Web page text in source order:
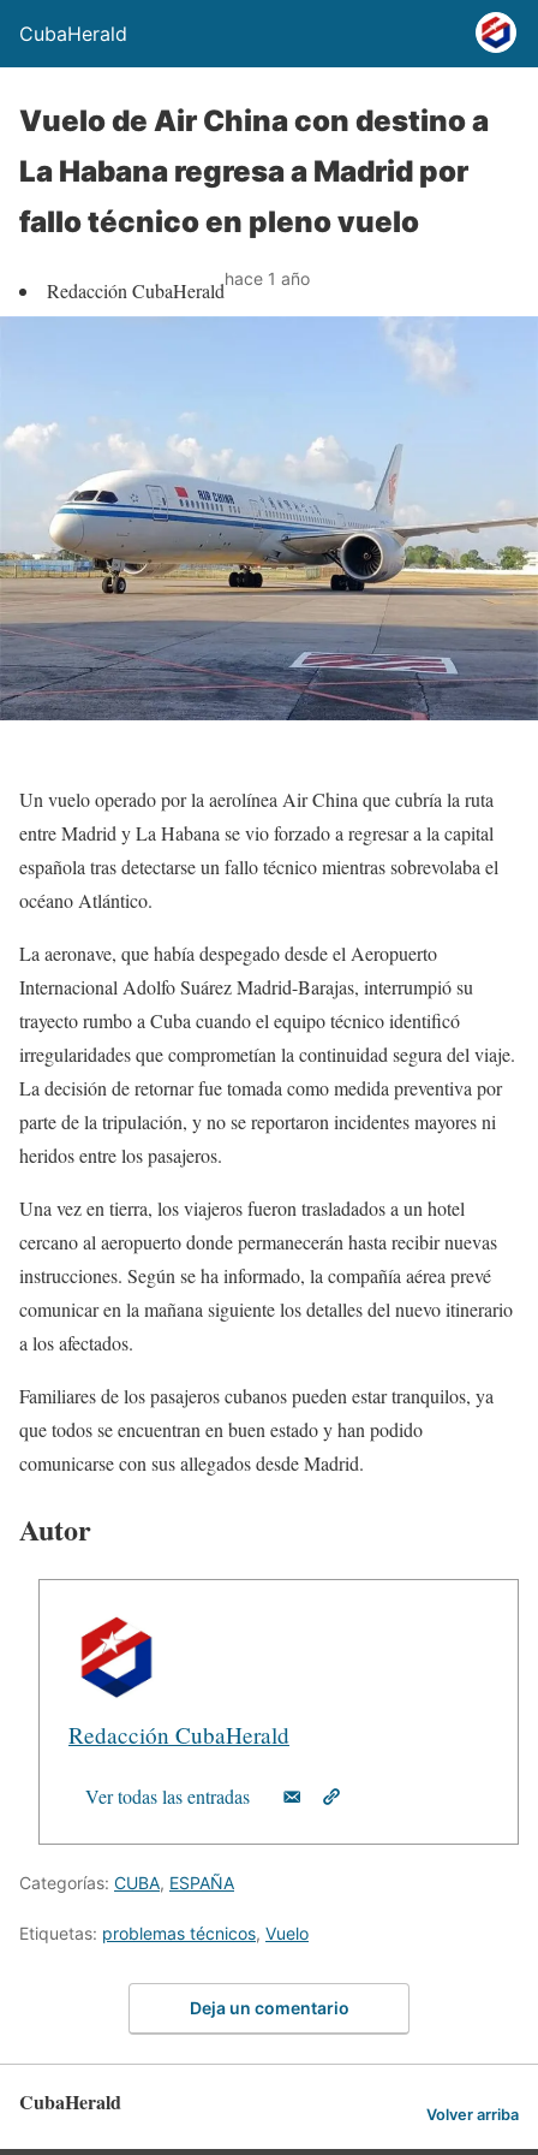
CubaHerald
Vuelo de Air China con destino a
La Habana regresa a Madrid por
fallo técnico en pleno vuelo
Redacción CubaHeraldhace 1 año
Un vuelo operado por la aerolínea Air China que cubría la ruta
entre Madrid y La Habana se vio forzado a regresar a la capital
española tras detectarse un fallo técnico mientras sobrevolaba el
océano Atlántico.
La aeronave, que había despegado desde el Aeropuerto
Internacional Adolfo Suárez Madrid-Barajas, interrumpió su
trayecto rumbo a Cuba cuando el equipo técnico identificó
irregularidades que comprometían la continuidad segura del viaje.
La decisión de retornar fue tomada como medida preventiva por
parte de la tripulación, y no se reportaron incidentes mayores ni
heridos entre los pasajeros.
Una vez en tierra, los viajeros fueron trasladados a un hotel
cercano al aeropuerto donde permanecerán hasta recibir nuevas
instrucciones. Según se ha informado, la compañía aérea prevé
comunicar en la mañana siguiente los detalles del nuevo itinerario
a los afectados.
Familiares de los pasajeros cubanos pueden estar tranquilos, ya
que todos se encuentran en buen estado y han podido
comunicarse con sus allegados desde Madrid.
Autor
Redacción CubaHerald
Ver todas las entradas
Categorías: CUBA, ESPAÑA
Etiquetas: problemas técnicos, Vuelo
Deja un comentario
CubaHerald Volver arriba